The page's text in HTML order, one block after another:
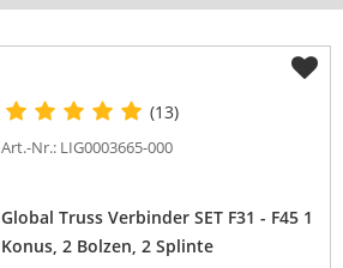
(13)
Art.-Nr.: LIG0003665-000
Global Truss Verbinder SET F31 - F45 1
Konus, 2 Bolzen, 2 Splinte